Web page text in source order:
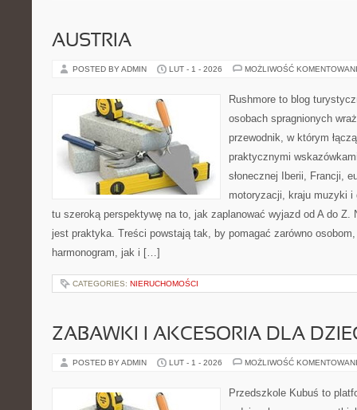
AUSTRIA
POSTED BY ADMIN LUT - 1 - 2026 MOŻLIWOŚĆ
Rushmore to blog
osobach spragnionych
przewodnik, w którym
praktycznymi
słonecznej Iberii, Francji,
motoryzacji, kraju muzyki
tu szeroką perspektywę na to, jak zaplanować wyjazd od A do Z.
jest praktyka. Treści powstają tak, by pomagać zarówno osobom,
harmonogram, jak i […]
CATEGORIES: NIERUCHOMOŚCI
ZABAWKI I AKCESORIA DLA
POSTED BY ADMIN LUT - 1 - 2026 MOŻLIWOŚĆ
Przedszkole Kubuś to